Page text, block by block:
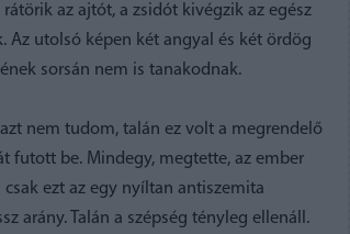
az ajtót, a zsidót kivégzik az egész
Az utolsó képen két angyal és két ördög
sorsán nem is tanakodnak.
nem tudom, talán ez volt a megrendelő
futott be. Mindegy, megtette, az ember
ezt az egy nyíltan antiszemita
arány. Talán a szépség tényleg ellenáll.